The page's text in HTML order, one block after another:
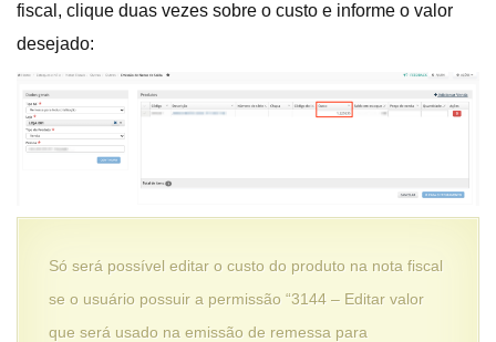
fiscal, clique duas vezes sobre o custo e informe o valor
desejado:
Só será possível editar o custo do produto na nota fiscal
se o usuário possuir a permissão “3144 – Editar valor
que será usado na emissão de remessa para